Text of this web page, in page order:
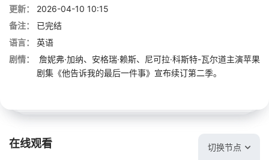
更新：
2026-04-10 10:15
备注：
已完结
语言：
英语
剧情：
詹妮弗·加纳、安格瑞·赖斯、尼可拉·科斯特-瓦尔道主演苹果
剧集《他告诉我的最后一件事》宣布续订第二季。
在线观看 切换节点